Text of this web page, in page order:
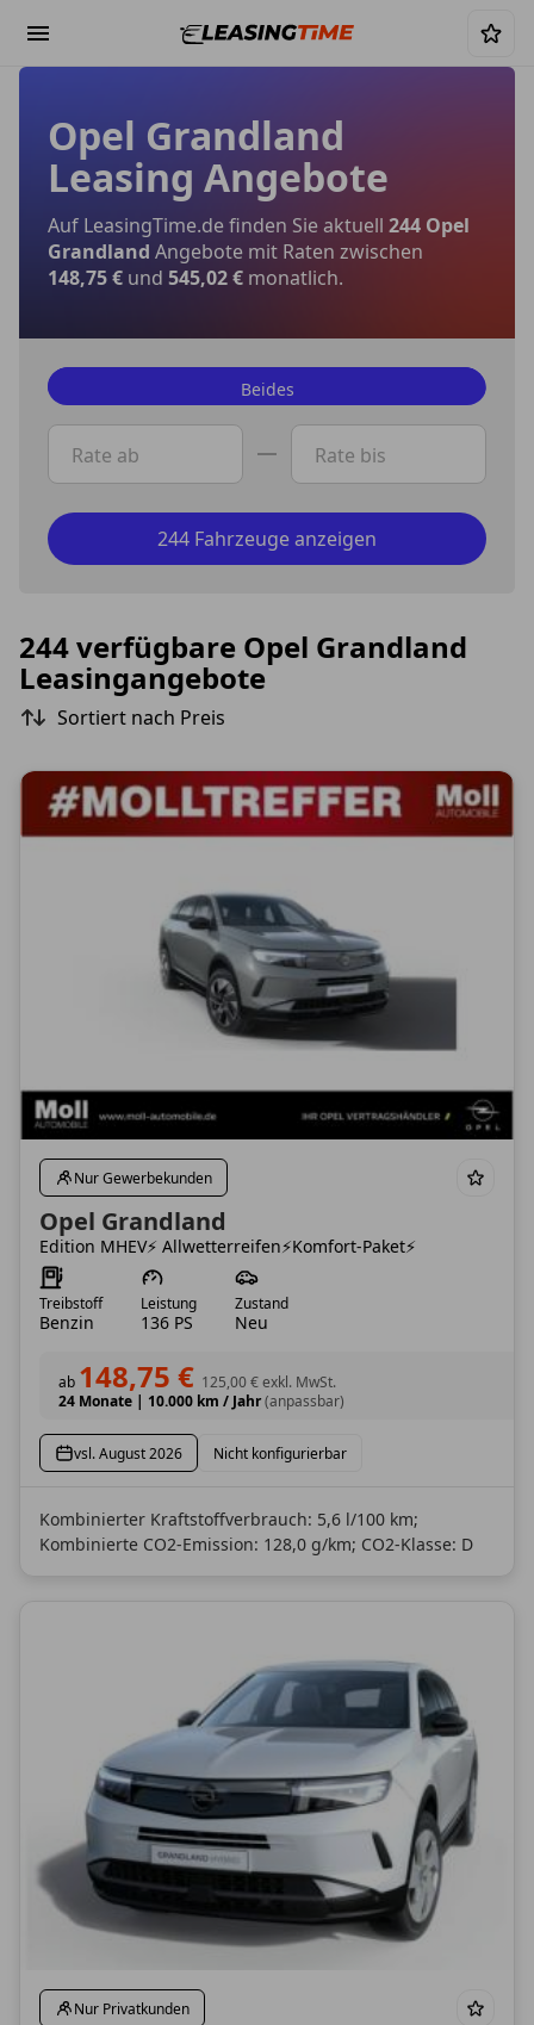
Opel Grandland
Leasing Angebote
Auf LeasingTime.de finden Sie aktuell 244 Opel
Grandland Angebote mit Raten zwischen
148,75 € und 545,02 € monatlich.
Beides
Gewerbe
Rate ab Rate bis
244 Fahrzeuge anzeigen
244 verfügbare Opel Grandland
Leasingangebote
Sortiert nach Preis
Nur Gewerbekunden
Opel Grandland
Edition MHEV⚡ Allwetterreifen⚡Komfort-Paket⚡
Treibstoff
Benzin
Leistung
136 PS
Zustand
Neu
ab 148,75 € 125,00 €exkl. MwSt.
24 Monate | 10.000 km / Jahr(anpassbar)
vsl. August 2026 Nicht konfigurierbar
Kombinierter Kraftstoffverbrauch: 5,6 l/100 km;
Kombinierte CO2-Emission: 128,0 g/km; CO2-Klasse: D
Nur Privatkunden